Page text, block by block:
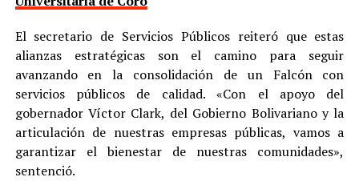
El secretario de Servicios Públicos reiteró que estas
alianzas estratégicas son el camino para seguir
avanzando en la consolidación de un Falcón con
servicios públicos de calidad. «Con el apoyo del
gobernador Víctor Clark, del Gobierno Bolivariano y la
articulación de nuestras empresas públicas, vamos a
garantizar el bienestar de nuestras comunidades»,
sentenció.